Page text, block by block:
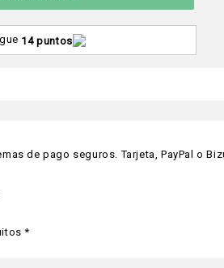
14 puntos
de pago seguros. Tarjeta, PayPal o
*